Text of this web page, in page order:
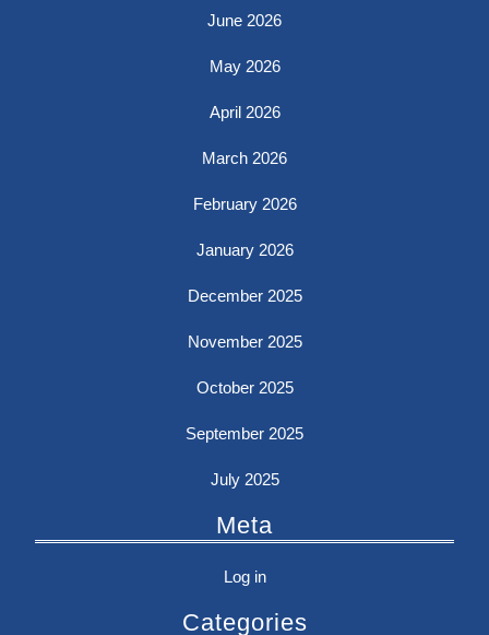
June 2026
May 2026
April 2026
March 2026
February 2026
January 2026
December 2025
November 2025
October 2025
September 2025
July 2025
Meta
Log in
Categories